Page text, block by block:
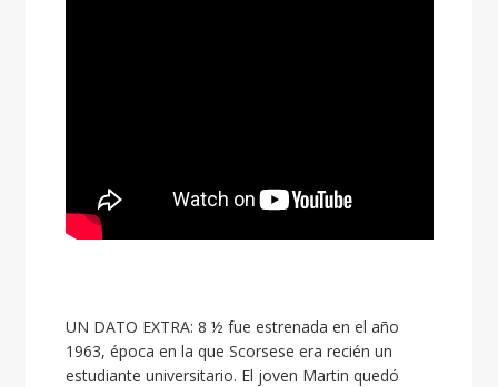
UN DATO EXTRA: 8 ½ fue estrenada en el año
1963, época en la que Scorsese era recién un
estudiante universitario. El joven Martin quedó